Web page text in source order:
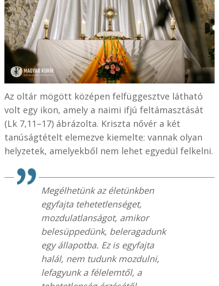
Az oltár mögött középen felfüggesztve látható
volt egy ikon, amely a naimi ifjú feltámasztását
(Lk 7,11–17) ábrázolta. Kriszta nővér a két
tanúságtételt elemezve kiemelte: vannak olyan
helyzetek, amelyekből nem lehet egyedül felkelni.
Megélhetünk az életünkben
egyfajta tehetetlenséget,
mozdulatlanságot, amikor
belesüppedünk, beleragadunk
egy állapotba. Ez is egyfajta
halál, nem tudunk mozdulni,
lefagyunk a félelemtől, a